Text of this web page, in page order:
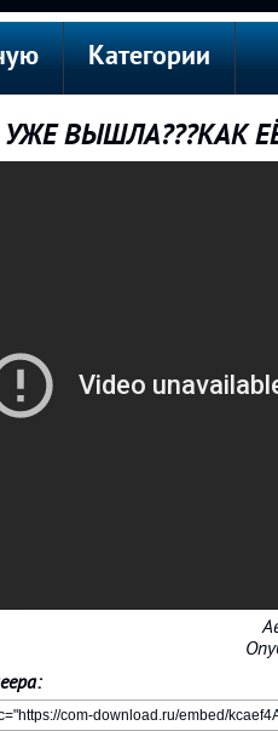
Категории
УЖЕ ВЫШЛА???КАК